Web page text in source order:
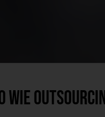
wie